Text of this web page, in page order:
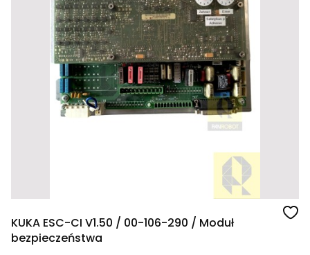
KUKA ESC-CI V1.50 / 00-106-290 / Moduł
bezpieczeństwa